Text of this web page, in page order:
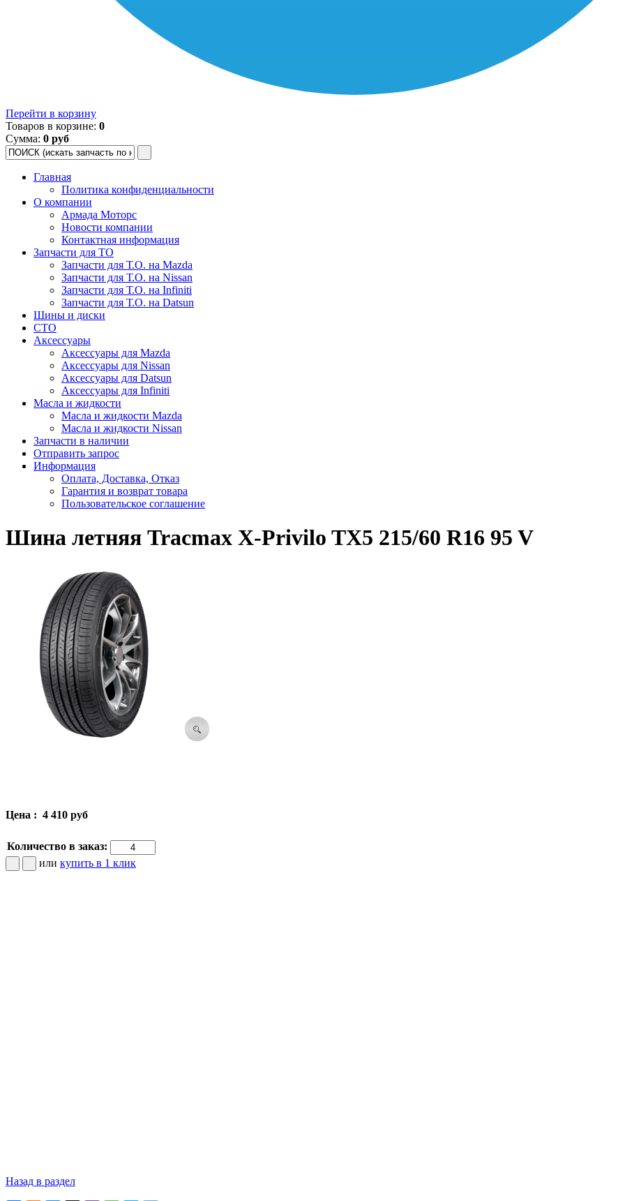
Перейти в корзину
Товаров в корзине: 0
Сумма: 0 руб
Главная
Политика конфиденциальности
О компании
Армада Моторс
Новости компании
Контактная информация
Запчасти для ТО
Запчасти для Т.О. на Mazda
Запчасти для Т.О. на Nissan
Запчасти для Т.О. на Infiniti
Запчасти для Т.О. на Datsun
Шины и диски
СТО
Аксессуары
Аксессуары для Mazda
Аксессуары для Nissan
Аксессуары для Datsun
Аксессуары для Infiniti
Масла и жидкости
Масла и жидкости Mazda
Масла и жидкости Nissan
Запчасти в наличии
Отправить запрос
Информация
Оплата, Доставка, Отказ
Гарантия и возврат товара
Пользовательское соглашение
Шина летняя Tracmax X-Privilo TX5 215/60 R16 95 V
Цена : 4 410 руб
Количество в заказ:
или купить в 1 клик
Назад в раздел